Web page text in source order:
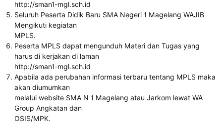
http://sman1-mgl.sch.id
Seluruh Peserta Didik Baru SMA Negeri 1 Magelang WAJIB
Mengikuti kegiatan
MPLS.
Peserta MPLS dapat mengunduh Materi dan Tugas yang
harus di kerjakan di laman
http://sman1-mgl.sch.id
Apabila ada perubahan informasi terbaru tentang MPLS maka
akan diumumkan
melalui website SMA N 1 Magelang atau Jarkom lewat WA
Group Angkatan dan
OSIS/MPK.